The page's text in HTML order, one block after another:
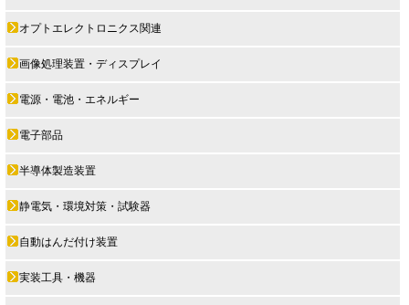
オプトエレクトロニクス関連
画像処理装置・ディスプレイ
電源・電池・エネルギー
電子部品
半導体製造装置
静電気・環境対策・試験器
自動はんだ付け装置
実装工具・機器